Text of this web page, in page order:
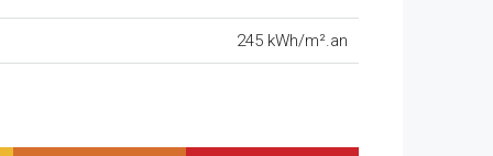
245 kWh/m².an